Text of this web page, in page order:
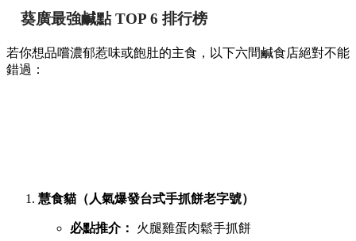
葵廣最強鹹點 TOP 6 排行榜
若你想品嚐濃郁惹味或飽肚的主食，以下六間鹹食店絕對不能
錯過：
慧食貓（人氣爆發台式手抓餅老字號）
必點推介： 火腿雞蛋肉鬆手抓餅